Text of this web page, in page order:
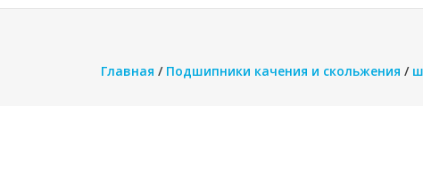
Главная / Подшипники качения и скольжения /